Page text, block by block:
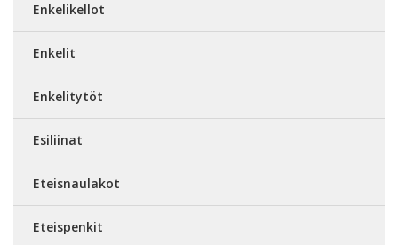
Enkelikellot
Enkelit
Enkelitytöt
Esiliinat
Eteisnaulakot
Eteispenkit